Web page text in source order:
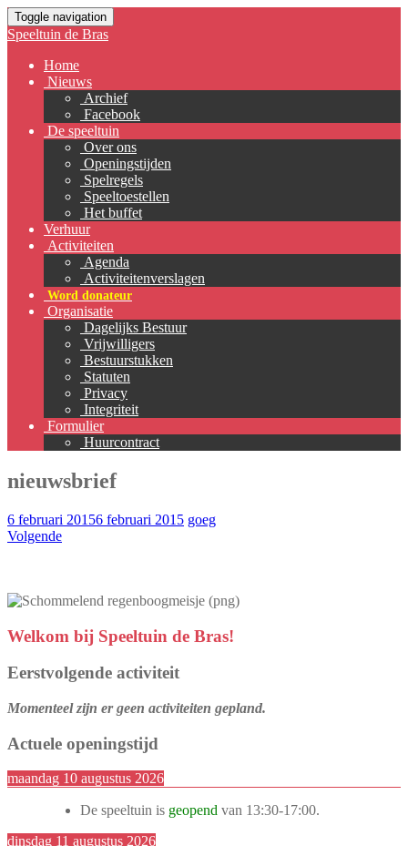
Toggle navigation
Speeltuin de Bras
Home
Nieuws
Archief
Facebook
De speeltuin
Over ons
Openingstijden
Spelregels
Speeltoestellen
Het buffet
Verhuur
Activiteiten
Agenda
Activiteitenverslagen
Word donateur
Organisatie
Dagelijks Bestuur
Vrijwilligers
Bestuurstukken
Statuten
Privacy
Integriteit
Formulier
Huurcontract
nieuwsbrief
6 februari 20156 februari 2015 goeg
Volgende
Welkom bij Speeltuin de Bras!
Eerstvolgende activiteit
Momenteel zijn er geen activiteiten gepland.
Actuele openingstijd
maandag 10 augustus 2026
De speeltuin is geopend van 13:30-17:00.
dinsdag 11 augustus 2026